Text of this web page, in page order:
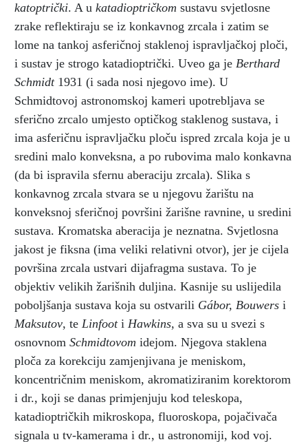
katoptrički. A u katadioptričkom sustavu svjetlosne
zrake reflektiraju se iz konkavnog zrcala i zatim se
lome na tankoj asferičnoj staklenoj ispravljačkoj ploči,
i sustav je strogo katadioptrički. Uveo ga je Berthard
Schmidt1931 (i sada nosi njegovo ime). U
Schmidtovoj astronomskoj kameri upotrebljava se
sferično zrcalo umjesto optičkog staklenog sustava, i
ima asferičnu ispravljačku ploču ispred zrcala koja je u
sredini malo konveksna, a po rubovima malo konkavna
(da bi ispravila sfernu aberaciju zrcala). Slika s
konkavnog zrcala stvara se u njegovu žarištu na
konveksnoj sferičnoj površini žarišne ravnine, u sredini
sustava. Kromatska aberacija je neznatna. Svjetlosna
jakost je fiksna (ima veliki relativni otvor), jer je cijela
površina zrcala ustvari dijafragma sustava. To je
objektiv velikih žarišnih duljina. Kasnije su uslijedila
poboljšanja sustava koja su ostvarili Gábor, Bouwers i
Maksutov, te Linfooti Hawkins, a sva su u svezi s
osnovnom Schmidtovom idejom. Njegova staklena
ploča za korekciju zamjenjivana je meniskom,
koncentričnim meniskom, akromatiziranim korektorom
i dr., koji se danas primjenjuju kod teleskopa,
katadioptričkih mikroskopa, fluoroskopa, pojačivača
signala u tv-kamerama i dr., u astronomiji, kod voj.